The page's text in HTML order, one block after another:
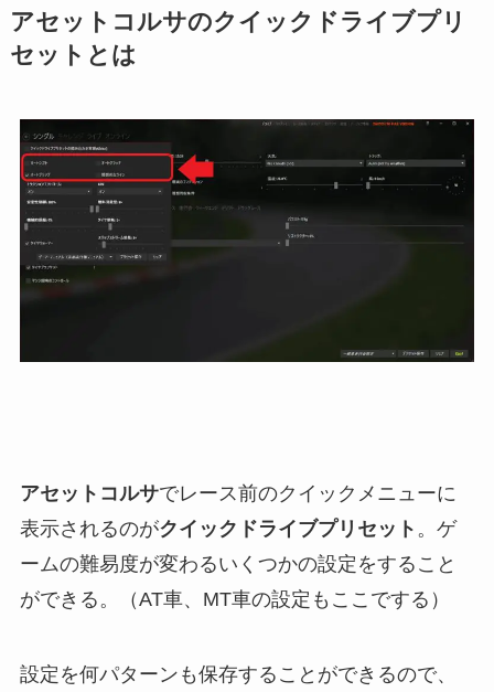
アセットコルサのクイックドライブプリ
セットとは
アセットコルサでレース前のクイックメニューに
表示されるのがクイックドライブプリセット 。ゲ
ームの難易度が変わるいくつかの設定をすること
ができる。（AT車、MT車の設定もここでする）
設定を何パターンも保存することができるので、